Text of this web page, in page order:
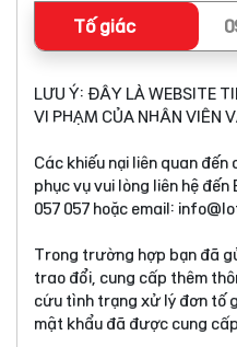
Tố giác
LƯU Ý: ĐÂY LÀ WEBSITE
VI PHẠM CỦA NHÂN VIÊN
Các khiếu nại liên quan
phục vụ vui lòng liên hệ đến
057 057 hoặc email:
Trong trường hợp bạn đã
trao đổi, cung cấp thêm
cứu tình trạng xử lý đơn tố
mật khẩu đã được cung